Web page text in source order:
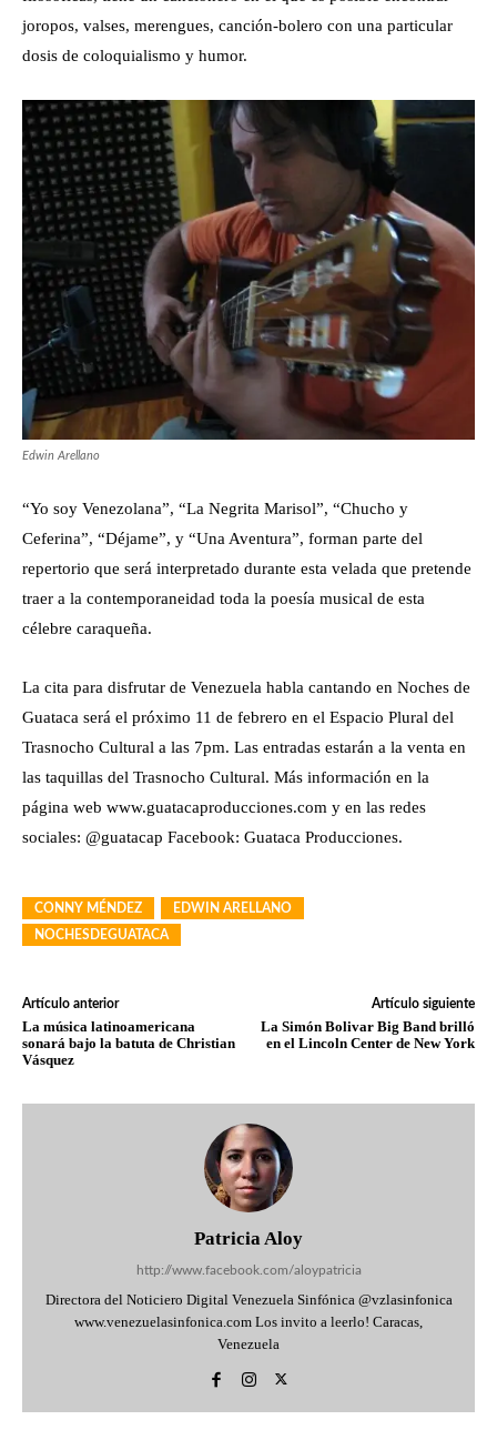
joropos, valses, merengues, canción-bolero con una particular
dosis de coloquialismo y humor.
Edwin Arellano
“Yo soy Venezolana”, “La Negrita Marisol”, “Chucho y
Ceferina”, “Déjame”, y “Una Aventura”, forman parte del
repertorio que será interpretado durante esta velada que pretende
traer a la contemporaneidad toda la poesía musical de esta
célebre caraqueña.
La cita para disfrutar de Venezuela habla cantando en Noches de
Guataca será el próximo 11 de febrero en el Espacio Plural del
Trasnocho Cultural a las 7pm. Las entradas estarán a la venta en
las taquillas del Trasnocho Cultural. Más información en la
página web www.guatacaproducciones.com y en las redes
sociales: @guatacap Facebook: Guataca Producciones.
CONNY MÉNDEZ
EDWIN ARELLANO
NOCHESDEGUATACA
Artículo anterior
La música latinoamericana
sonará bajo la batuta de Christian
Vásquez
Artículo siguiente
La Simón Bolivar Big Band brilló
en el Lincoln Center de New York
Patricia Aloy
http://www.facebook.com/aloypatricia
Directora del Noticiero Digital Venezuela Sinfónica @vzlasinfonica
www.venezuelasinfonica.com Los invito a leerlo! Caracas,
Venezuela